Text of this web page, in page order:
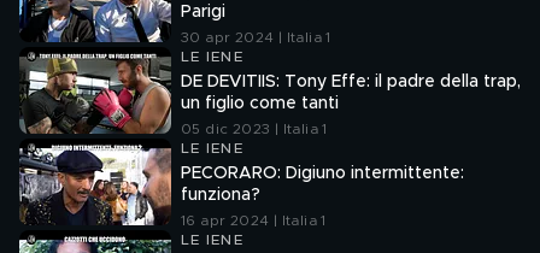
Parigi
30 apr 2024 | Italia 1
LE IENE
DE DEVITIIS: Tony Effe: il padre della trap,
un figlio come tanti
05 dic 2023 | Italia 1
LE IENE
PECORARO: Digiuno intermittente:
funziona?
16 apr 2024 | Italia 1
LE IENE